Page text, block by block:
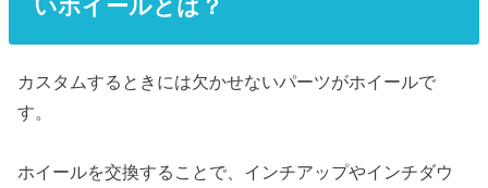
いホイールとは？
カスタムするときには欠かせないパーツがホイールで
す。
ホイールを交換することで、インチアップやインチダウ